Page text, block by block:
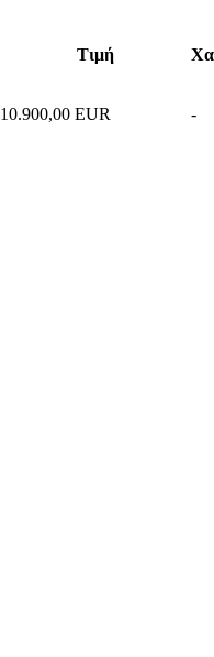
Τιμή
10.900,00 EUR
-